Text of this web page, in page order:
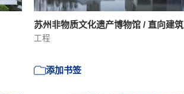
苏州非物质文化遗产博物馆 / 直向建筑
工程
添加书签